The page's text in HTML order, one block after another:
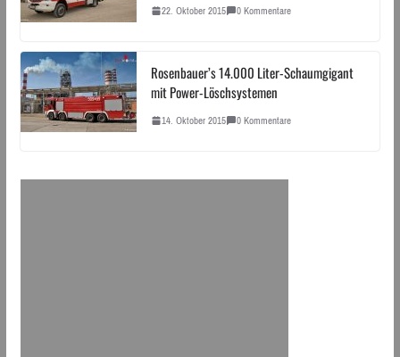
22. Oktober 2015 0 Kommentare
Rosenbauer’s 14.000 Liter-Schaumgigant
mit Power-Löschsystemen
14. Oktober 2015 0 Kommentare